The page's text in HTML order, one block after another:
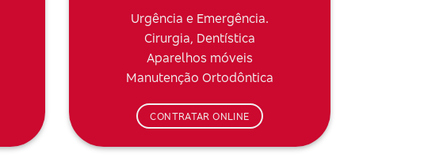
Urgência e Emergência.
Cirurgia, Dentística
Aparelhos móveis
Manutenção Ortodôntica
CONTRATAR ONLINE